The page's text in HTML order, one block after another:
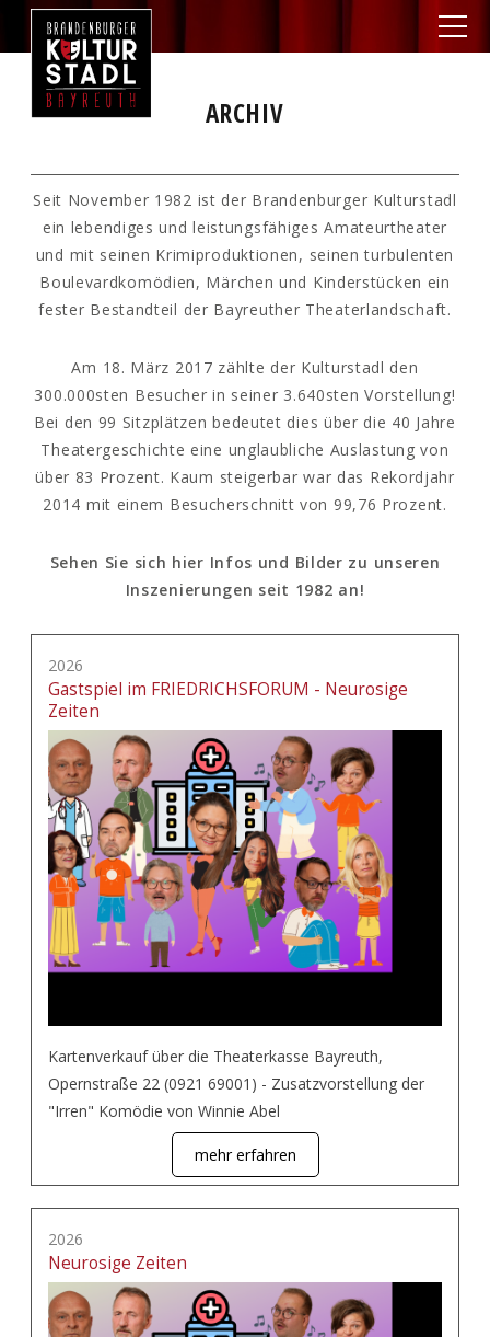
ARCHIV
Seit November 1982 ist der Brandenburger Kulturstadl
ein lebendiges und leistungsfähiges Amateurtheater
und mit seinen Krimiproduktionen, seinen turbulenten
Boulevardkomödien, Märchen und Kinderstücken ein
fester Bestandteil der Bayreuther Theaterlandschaft.
Am 18. März 2017 zählte der Kulturstadl den
300.000sten Besucher in seiner 3.640sten Vorstellung!
Bei den 99 Sitzplätzen bedeutet dies über die 40 Jahre
Theatergeschichte eine unglaubliche Auslastung von
über 83 Prozent. Kaum steigerbar war das Rekordjahr
2014 mit einem Besucherschnitt von 99,76 Prozent.
Sehen Sie sich hier Infos und Bilder zu unseren
Inszenierungen seit 1982 an!
2026
Gastspiel im FRIEDRICHSFORUM - Neurosige
Zeiten
Kartenverkauf über die Theaterkasse Bayreuth,
Opernstraße 22 (0921 69001) - Zusatzvorstellung der
"Irren" Komödie von Winnie Abel
mehr erfahren
2026
Neurosige Zeiten